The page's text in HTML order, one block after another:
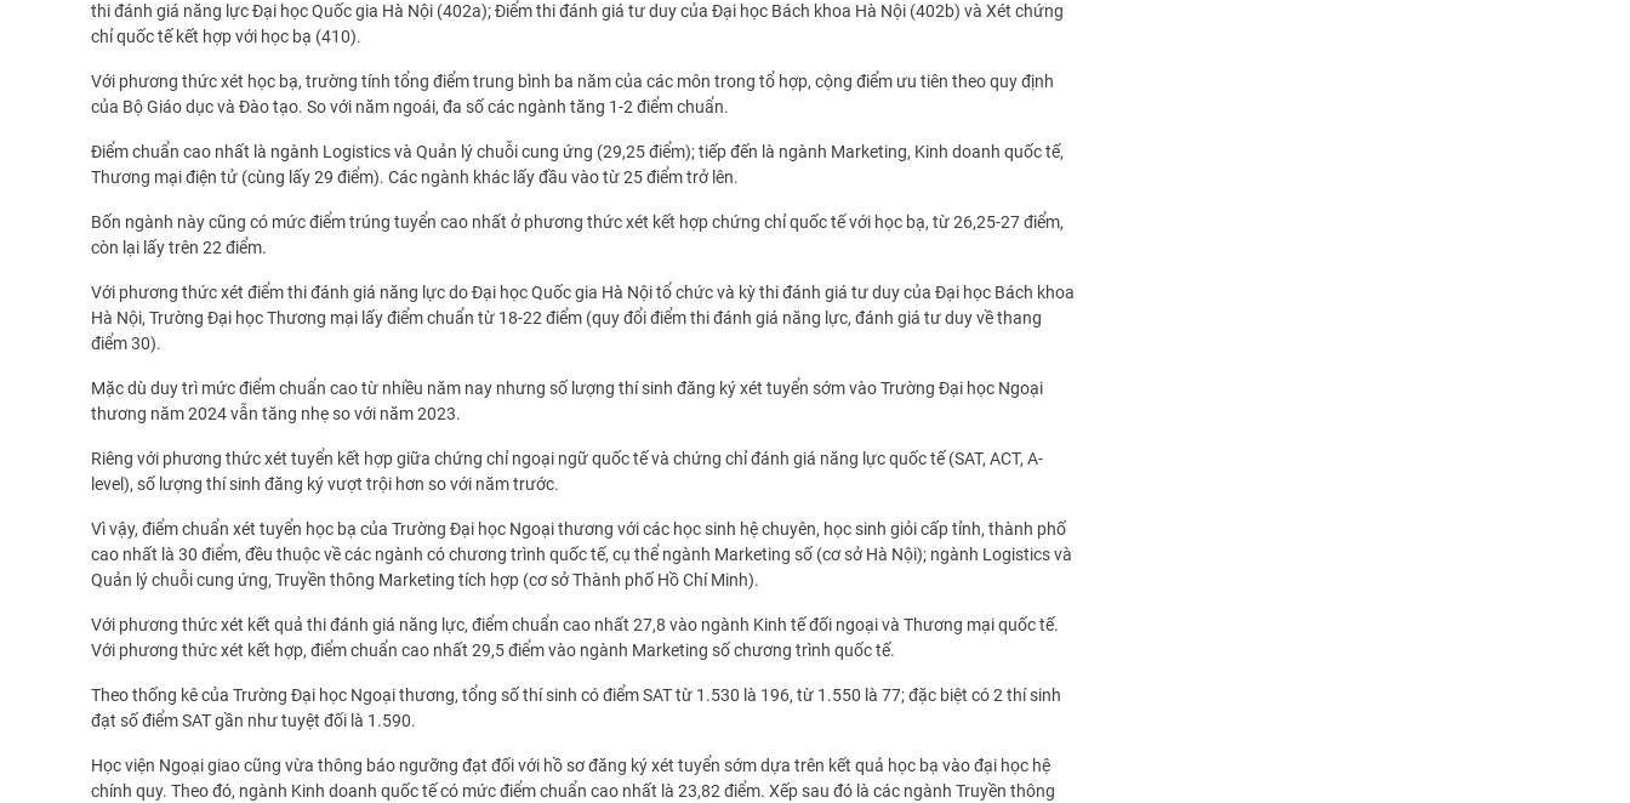
thi đánh giá năng lực Đại học Quốc gia Hà Nội (402a); Điểm thi đánh giá tư duy của Đại học Bách khoa Hà Nội (402b) và Xét chứng
chỉ quốc tế kết hợp với học bạ (410).
Với phương thức xét học bạ, trường tính tổng điểm trung bình ba năm của các môn trong tổ hợp, cộng điểm ưu tiên theo quy định
của Bộ Giáo dục và Đào tạo. So với năm ngoái, đa số các ngành tăng 1-2 điểm chuẩn.
Điểm chuẩn cao nhất là ngành Logistics và Quản lý chuỗi cung ứng (29,25 điểm); tiếp đến là ngành Marketing, Kinh doanh quốc tế,
Thương mại điện tử (cùng lấy 29 điểm). Các ngành khác lấy đầu vào từ 25 điểm trở lên.
Bốn ngành này cũng có mức điểm trúng tuyển cao nhất ở phương thức xét kết hợp chứng chỉ quốc tế với học bạ, từ 26,25-27 điểm,
còn lại lấy trên 22 điểm.
Với phương thức xét điểm thi đánh giá năng lực do Đại học Quốc gia Hà Nội tổ chức và kỳ thi đánh giá tư duy của Đại học Bách khoa
Hà Nội, Trường Đại học Thương mại lấy điểm chuẩn từ 18-22 điểm (quy đổi điểm thi đánh giá năng lực, đánh giá tư duy về thang
điểm 30).
Mặc dù duy trì mức điểm chuẩn cao từ nhiều năm nay nhưng số lượng thí sinh đăng ký xét tuyển sớm vào Trường Đại học Ngoại
thương năm 2024 vẫn tăng nhẹ so với năm 2023.
Riêng với phương thức xét tuyển kết hợp giữa chứng chỉ ngoại ngữ quốc tế và chứng chỉ đánh giá năng lực quốc tế (SAT, ACT, A-
level), số lượng thí sinh đăng ký vượt trội hơn so với năm trước.
Vì vậy, điểm chuẩn xét tuyển học bạ của Trường Đại học Ngoại thương với các học sinh hệ chuyên, học sinh giỏi cấp tỉnh, thành phố
cao nhất là 30 điểm, đều thuộc về các ngành có chương trình quốc tế, cụ thể ngành Marketing số (cơ sở Hà Nội); ngành Logistics và
Quản lý chuỗi cung ứng, Truyền thông Marketing tích hợp (cơ sở Thành phố Hồ Chí Minh).
Với phương thức xét kết quả thi đánh giá năng lực, điểm chuẩn cao nhất 27,8 vào ngành Kinh tế đối ngoại và Thương mại quốc tế.
Với phương thức xét kết hợp, điểm chuẩn cao nhất 29,5 điểm vào ngành Marketing số chương trình quốc tế.
Theo thống kê của Trường Đại học Ngoại thương, tổng số thí sinh có điểm SAT từ 1.530 là 196, từ 1.550 là 77; đặc biệt có 2 thí sinh
đạt số điểm SAT gần như tuyệt đối là 1.590.
Học viện Ngoại giao cũng vừa thông báo ngưỡng đạt đối với hồ sơ đăng ký xét tuyển sớm dựa trên kết quả học bạ vào đại học hệ
chính quy. Theo đó, ngành Kinh doanh quốc tế có mức điểm chuẩn cao nhất là 23,82 điểm. Xếp sau đó là các ngành Truyền thông